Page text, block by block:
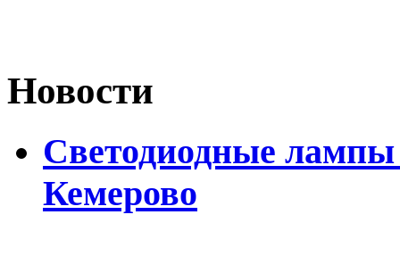
Новости
Светодиодные
Кемерово